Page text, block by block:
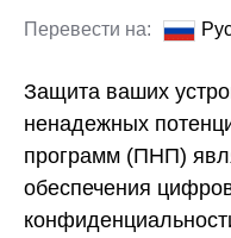
Перевести на:
Защита ваших
ненадежных
программ (ПНП)
обеспечения